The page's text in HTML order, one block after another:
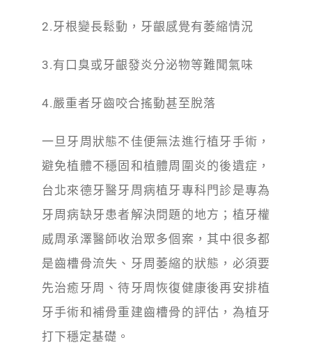
2. 牙根變長鬆動，牙齦感覺有萎縮情況
3.有口臭或牙齦發炎分泌物等難聞氣味
4.嚴重者牙齒咬合搖動甚至脫落
一旦牙周狀態不佳便無法進行植牙手術，
避免植體不穩固和植體周圍炎的後遺症，
台北來德牙醫牙周病植牙專科門診是專為
牙周病缺牙患者解決問題的地方； 植牙權
威周承澤醫師收治眾多個案，其中很多都
是齒槽骨流失、牙周萎縮的狀態，必須要
先治癒牙周、待牙周恢復健康後再安排植
牙手術和補骨重建齒槽骨的評估，為植牙
打下穩定基礎。